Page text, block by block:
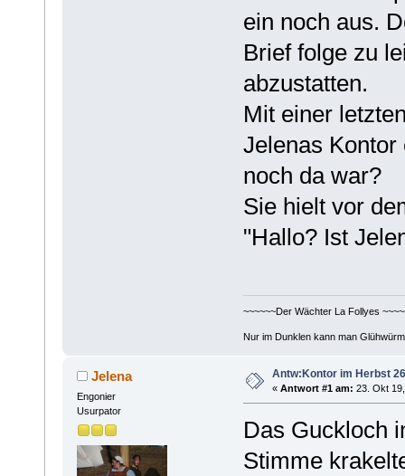
ein noch aus.
Brief folge zu
abzustatten.
Mit einer
Jelenas
noch da war?
Sie hielt vor
"Hallo? Ist
~~~~~~Der Wächter La Follyes
Nur im Dunklen kann man
Jelena
Engonier
Usurpator
Antw:Kontor im Herbst
« Antwort #1 am: 23. Okt
Das Guckloch
Stimme